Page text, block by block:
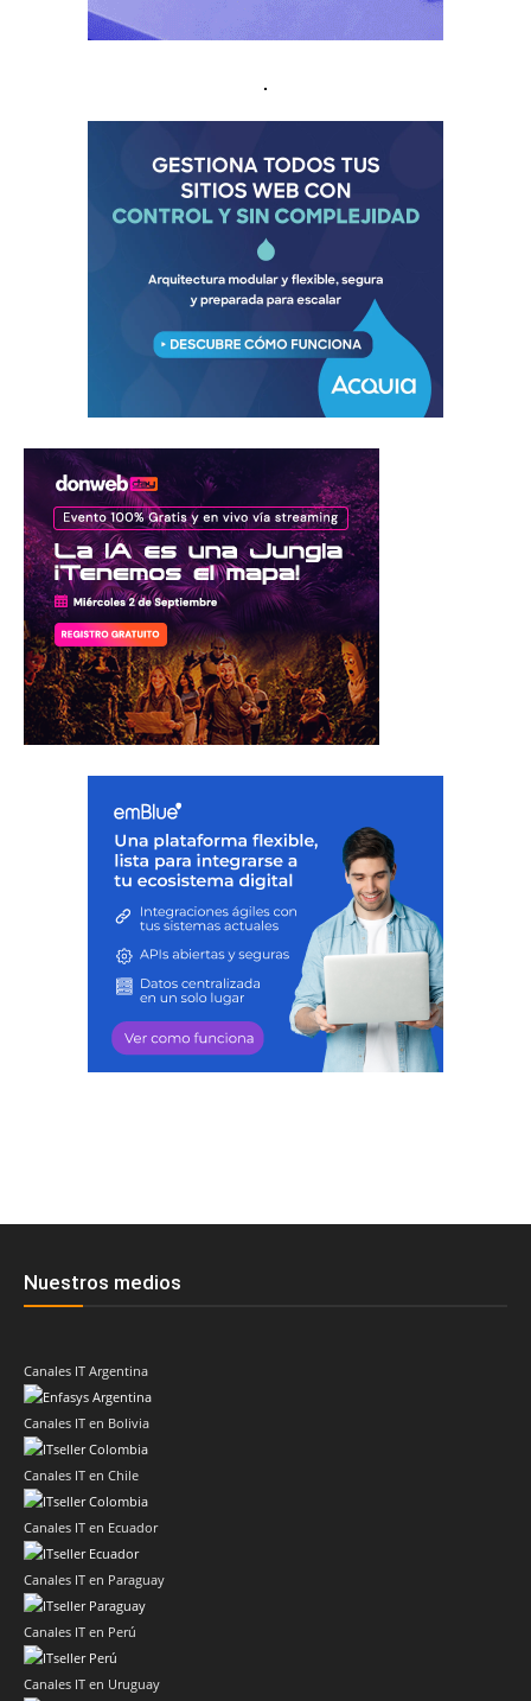
Nuestros medios
Canales IT Argentina
Canales IT en Bolivia
Canales IT en Chile
Canales IT en Ecuador
Canales IT en Paraguay
Canales IT en Perú
Canales IT en Uruguay